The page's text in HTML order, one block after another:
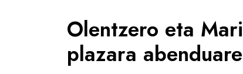
Olentzero eta
plazara